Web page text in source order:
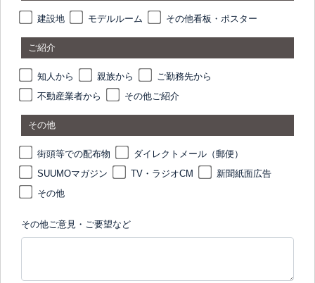
建設地 モデルルーム その他看板・ポスター
ご紹介
知人から 親族から
ご勤務先から
不動産業者から
その他ご紹介
その他
街頭等での配布物
ダイレクトメール（郵便）
SUUMOマガジン
TV・ラジオCM
新聞紙面広告
その他
その他ご意見・ご要望など